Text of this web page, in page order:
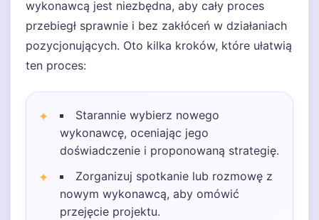
wykonawcą jest niezbędna, aby cały proces
przebiegł sprawnie i bez zakłóceń w działaniach
pozycjonujących. Oto kilka kroków, które ułatwią
ten proces:
Starannie wybierz nowego
wykonawcę, oceniając jego
doświadczenie i proponowaną strategię.
Zorganizuj spotkanie lub rozmowę z
nowym wykonawcą, aby omówić
przejęcie projektu.